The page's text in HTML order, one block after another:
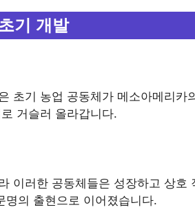
기 개발
초기 농업 공동체가 메소아메리
거슬러 올라갑니다.
이러한 공동체들은 성장하고 상호
명의 출현으로 이어졌습니다.